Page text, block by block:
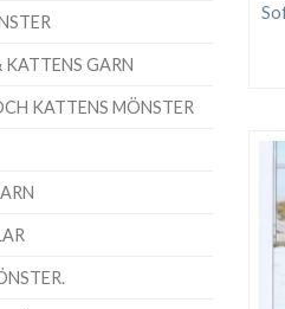
KATTENS GARN
KATTENS MÖNSTER